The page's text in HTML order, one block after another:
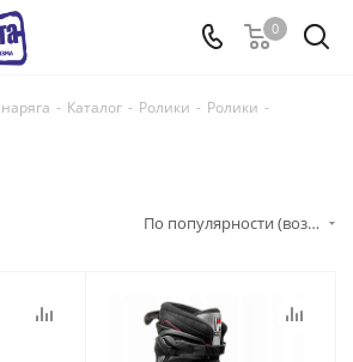
0
- Каталог - Ролики - Ролики -
По популярности (возрастание)